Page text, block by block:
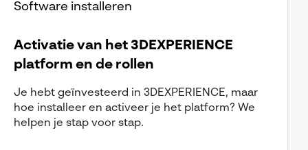
Software installeren
Activatie van het 3DEXPERIENCE
platform en de rollen
Je hebt geïnvesteerd in 3DEXPERIENCE, maar
hoe installeer en activeer je het platform? We
helpen je stap voor stap.